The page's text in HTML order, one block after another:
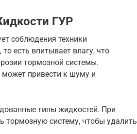
ГУР
соблюдения техники
есть впитывает влагу, что
тормозной системы.
привести к шуму и
типы жидкостей. При
тормозную систему, чтобы удалить